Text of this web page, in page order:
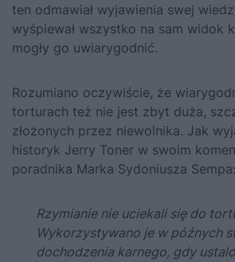
ten odmawiał wyjawienia swej
wyśpiewał wszystko na sam widok
mogły go uwiarygodnić.
Rozumiano oczywiście, że
torturach też nie jest zbyt duża,
złożonych przez niewolnika. Jak
historyk Jerry Toner w swoim
poradnika Marka Sydoniusza Sempa:
Rzymianie nie uciekali się do
Wykorzystywano je w późnych
dochodzenia karnego, gdy